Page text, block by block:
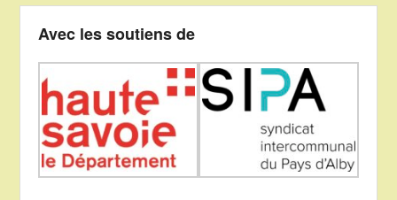
Avec les soutiens de